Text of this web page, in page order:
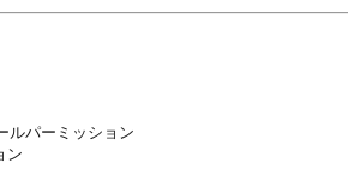
パーミッション
ン